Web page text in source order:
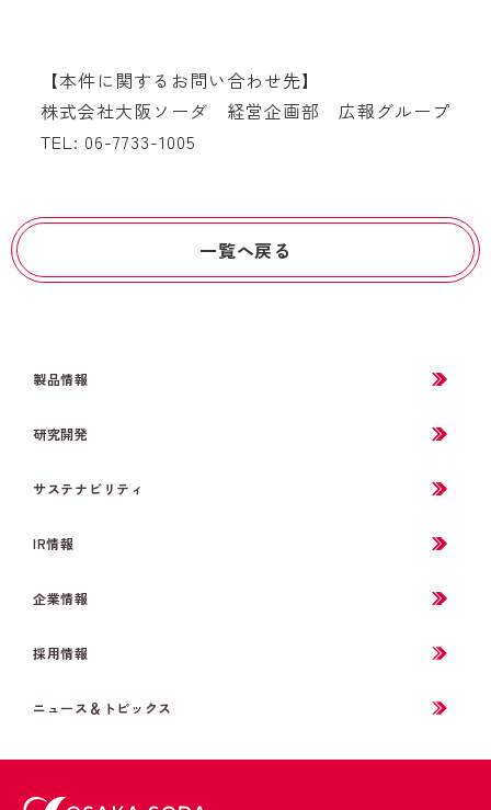
【本件に関するお問い合わせ先】
株式会社大阪ソーダ 経営企画部 広報グループ
TEL: 06-7733-1005
一覧へ戻る
製品情報
研究開発
サステナビリティ
IR情報
企業情報
採用情報
ニュース＆トピックス